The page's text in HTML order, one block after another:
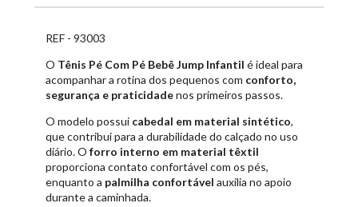
REF - 93003
O Tênis Pé Com Pé Bebê Jump Infantil é ideal para
acompanhar a rotina dos pequenos com conforto,
segurança e praticidadenos primeiros passos.
O modelo possui cabedal em material sintético,
que contribui para a durabilidade do calçado no uso
diário. O forro interno em material têxtil
proporciona contato confortável com os pés,
enquanto a palmilha confortável auxilia no apoio
durante a caminhada.